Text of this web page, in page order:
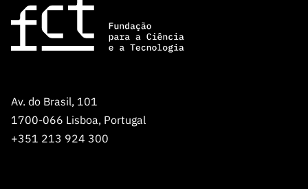
Av. do Brasil, 101
1700-066 Lisboa, Portugal
+351 213 924 300